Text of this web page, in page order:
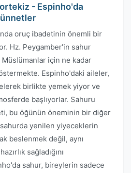
- Espinho'da
oruç ibadetinin önemli bir
Hz. Peygamber'in sahur
için ne kadar
Espinho'daki aileler,
birlikte yemek yiyor ve
başlıyorlar. Sahuru
bu öğünün öneminin bir diğer
yenilen yiyeceklerin
beslenmek değil, aynı
sağladığını
sahur, bireylerin sadece